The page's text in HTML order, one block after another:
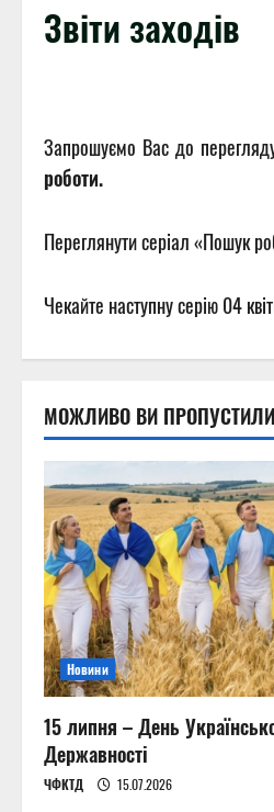
Звіти заходів
Запрошуємо Вас до
роботи.
Переглянути серіал «Пошук
Чекайте наступну серiю 04
МОЖЛИВО ВИ ПРОПУСТИЛИ
Новини
15 липня – День
Державності
ЧФКТД 15.07.2026